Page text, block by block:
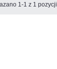
1-1 z 1 pozycji